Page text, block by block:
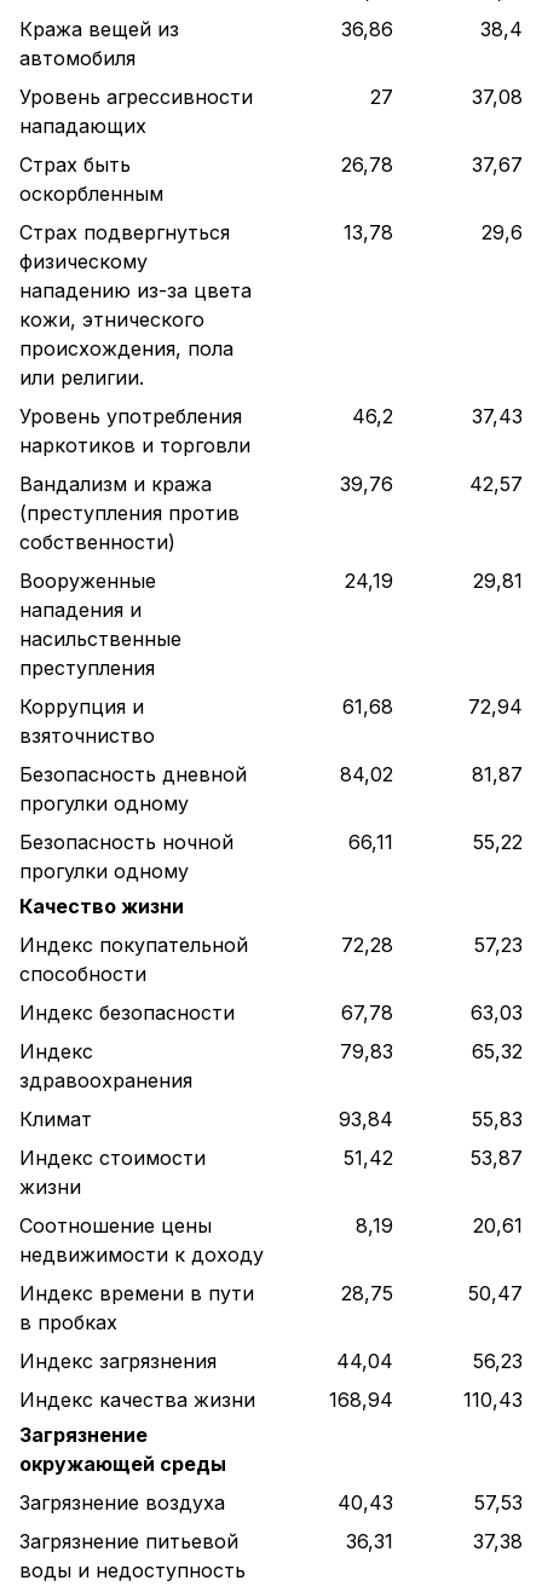
Кража вещей из
автомобиля
36,86 38,4
Уровень агрессивности
нападающих
27 37,08
Страх быть
оскорбленным
26,78 37,67
Страх подвергнуться
физическому
нападению из-за цвета
кожи, этнического
происхождения, пола
или религии.
13,78 29,6
Уровень употребления
наркотиков и торговли
46,2 37,43
Вандализм и кража
(преступления против
собственности)
39,76 42,57
Вооруженные
нападения и
насильственные
преступления
24,19 29,81
Коррупция и
взяточниство
61,68 72,94
Безопасность дневной
прогулки одному
84,02 81,87
Безопасность ночной
прогулки одному
66,11 55,22
Качество жизни
Индекс покупательной
способности
72,28 57,23
Индекс безопасности 67,78
63,03
Индекс
здравоохранения
79,83 65,32
Климат 93,84
55,83
Индекс стоимости
жизни
51,42 53,87
Соотношение цены
недвижимости к доходу
8,19 20,61
Индекс времени в пути
в пробках
28,75 50,47
Индекс загрязнения 44,04
56,23
Индекс качества жизни
168,94
110,43
Загрязнение
окружающей среды
Загрязнение воздуха
40,43
57,53
Загрязнение питьевой
воды и недоступность
36,31 37,38